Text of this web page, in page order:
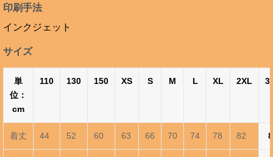
印刷手法
インクジェット
サイズ
単
位：
cm
110 130 150 XS S M L XL 2XL
着丈 44 52 60 63 66 70 74 78 82